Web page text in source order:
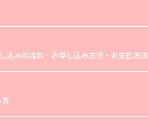
込みの流れ・お申し込み方法・お支払方法